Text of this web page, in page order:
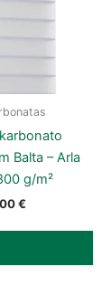
€
may be
Balta – Arla
g/m²
€
multiple